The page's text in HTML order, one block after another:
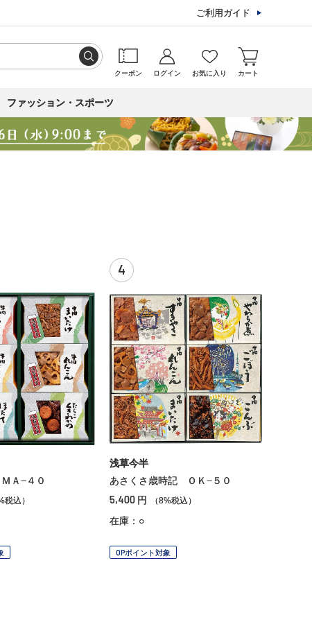
ご利用ガイド
クーポン ログイン お気に入り カート
ファッション・スポーツ
Ａ−４０
税込）
4
浅草今半
あさくさ歳時記 ＯＫ−５０
5,400 円 （8%税込）
在庫：○
OPポイント対象